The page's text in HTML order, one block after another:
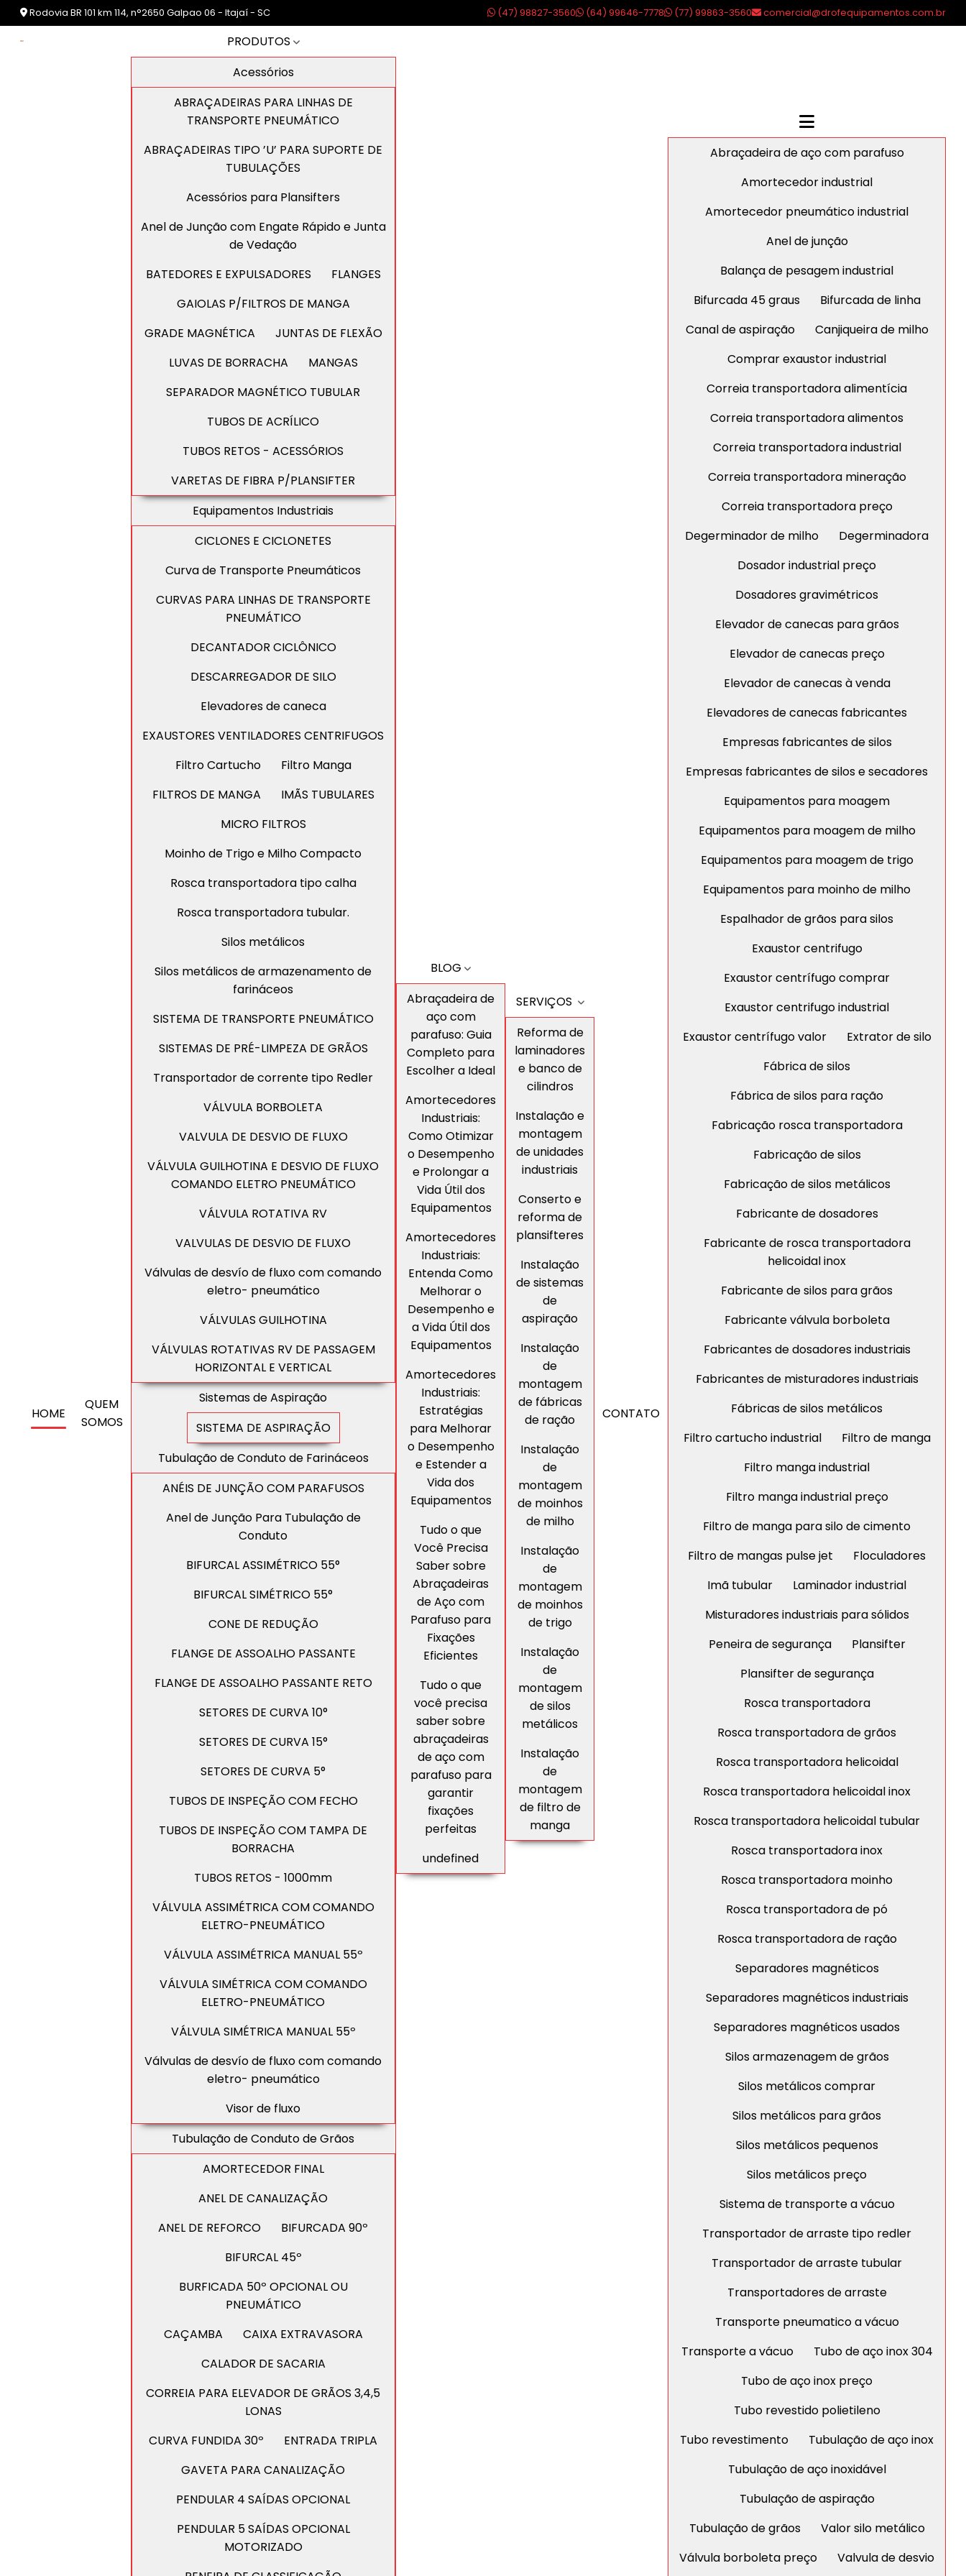
Rodovia BR 101 km 114, n°2650 Galpao 06 - Itajaí - SC (47) 98827-3560 (64) 99646-7778 (77) 99863-3560 comercial@drofequipamentos.com.br
HOME
QUEM
SOMOS
PRODUTOS
Acessórios
ABRAÇADEIRAS PARA LINHAS DE
TRANSPORTE PNEUMÁTICO
ABRAÇADEIRAS TIPO ’U’ PARA SUPORTE DE
TUBULAÇÕES
Acessórios para Plansifters
Anel de Junção com Engate Rápido e Junta
de Vedação
BATEDORES E EXPULSADORES
FLANGES
GAIOLAS P/FILTROS DE MANGA
GRADE MAGNÉTICA
JUNTAS DE FLEXÃO
LUVAS DE BORRACHA
MANGAS
SEPARADOR MAGNÉTICO TUBULAR
TUBOS DE ACRÍLICO
TUBOS RETOS - ACESSÓRIOS
VARETAS DE FIBRA P/PLANSIFTER
Equipamentos Industriais
CICLONES E CICLONETES
Curva de Transporte Pneumáticos
CURVAS PARA LINHAS DE TRANSPORTE
PNEUMÁTICO
DECANTADOR CICLÔNICO
DESCARREGADOR DE SILO
Elevadores de caneca
EXAUSTORES VENTILADORES CENTRIFUGOS
Filtro Cartucho
Filtro Manga
FILTROS DE MANGA
IMÃS TUBULARES
MICRO FILTROS
Moinho de Trigo e Milho Compacto
Rosca transportadora tipo calha
Rosca transportadora tubular.
Silos metálicos
Silos metálicos de armazenamento de
farináceos
SISTEMA DE TRANSPORTE PNEUMÁTICO
SISTEMAS DE PRÉ-LIMPEZA DE GRÃOS
Transportador de corrente tipo Redler
VÁLVULA BORBOLETA
VALVULA DE DESVIO DE FLUXO
VÁLVULA GUILHOTINA E DESVIO DE FLUXO
COMANDO ELETRO PNEUMÁTICO
VÁLVULA ROTATIVA RV
VALVULAS DE DESVIO DE FLUXO
Válvulas de desvío de fluxo com comando
eletro- pneumático
VÁLVULAS GUILHOTINA
VÁLVULAS ROTATIVAS RV DE PASSAGEM
HORIZONTAL E VERTICAL
Sistemas de Aspiração
SISTEMA DE ASPIRAÇÃO
Tubulação de Conduto de Farináceos
ANÉIS DE JUNÇÃO COM PARAFUSOS
Anel de Junção Para Tubulação de
Conduto
BIFURCAL ASSIMÉTRICO 55°
BIFURCAL SIMÉTRICO 55°
CONE DE REDUÇÃO
FLANGE DE ASSOALHO PASSANTE
FLANGE DE ASSOALHO PASSANTE RETO
SETORES DE CURVA 10°
SETORES DE CURVA 15°
SETORES DE CURVA 5°
TUBOS DE INSPEÇÃO COM FECHO
TUBOS DE INSPEÇÃO COM TAMPA DE
BORRACHA
TUBOS RETOS - 1000mm
VÁLVULA ASSIMÉTRICA COM COMANDO
ELETRO-PNEUMÁTICO
VÁLVULA ASSIMÉTRICA MANUAL 55º
VÁLVULA SIMÉTRICA COM COMANDO
ELETRO-PNEUMÁTICO
VÁLVULA SIMÉTRICA MANUAL 55º
Válvulas de desvío de fluxo com comando
eletro- pneumático
Visor de fluxo
Tubulação de Conduto de Grãos
AMORTECEDOR FINAL
ANEL DE CANALIZAÇÃO
ANEL DE REFORCO
BIFURCADA 90º
BIFURCAL 45º
BURFICADA 50º OPCIONAL OU
PNEUMÁTICO
CAÇAMBA
CAIXA EXTRAVASORA
CALADOR DE SACARIA
CORREIA PARA ELEVADOR DE GRÃOS 3,4,5
LONAS
CURVA FUNDIDA 30º
ENTRADA TRIPLA
GAVETA PARA CANALIZAÇÃO
PENDULAR 4 SAÍDAS OPCIONAL
PENDULAR 5 SAÍDAS OPCIONAL
MOTORIZADO
BLOG
Abraçadeira de
aço com
parafuso: Guia
Completo para
Escolher a Ideal
Amortecedores
Industriais:
Como Otimizar
o Desempenho
e Prolongar a
Vida Útil dos
Equipamentos
Amortecedores
Industriais:
Entenda Como
Melhorar o
Desempenho e
a Vida Útil dos
Equipamentos
Amortecedores
Industriais:
Estratégias
para Melhorar
o Desempenho
e Estender a
Vida dos
Equipamentos
Tudo o que
Você Precisa
Saber sobre
Abraçadeiras
de Aço com
Parafuso para
Fixações
Eficientes
Tudo o que
você precisa
saber sobre
abraçadeiras
de aço com
parafuso para
garantir
fixações
perfeitas
undefined
SERVIÇOS
Reforma de
laminadores
e banco de
cilindros
Instalação e
montagem
de unidades
industriais
Conserto e
reforma de
plansifteres
Instalação
de sistemas
de
aspiração
Instalação
de
montagem
de fábricas
de ração
Instalação
de
montagem
de moinhos
de milho
Instalação
de
montagem
de moinhos
de trigo
Instalação
de
montagem
de silos
metálicos
Instalação
de
montagem
de filtro de
manga
CONTATO
Abraçadeira de aço com parafuso
Amortecedor industrial
Amortecedor pneumático industrial
Anel de junção
Balança de pesagem industrial
Bifurcada 45 graus
Bifurcada de linha
Canal de aspiração
Canjiqueira de milho
Comprar exaustor industrial
Correia transportadora alimentícia
Correia transportadora alimentos
Correia transportadora industrial
Correia transportadora mineração
Correia transportadora preço
Degerminador de milho
Degerminadora
Dosador industrial preço
Dosadores gravimétricos
Elevador de canecas para grãos
Elevador de canecas preço
Elevador de canecas à venda
Elevadores de canecas fabricantes
Empresas fabricantes de silos
Empresas fabricantes de silos e secadores
Equipamentos para moagem
Equipamentos para moagem de milho
Equipamentos para moagem de trigo
Equipamentos para moinho de milho
Espalhador de grãos para silos
Exaustor centrifugo
Exaustor centrífugo comprar
Exaustor centrifugo industrial
Exaustor centrífugo valor
Extrator de silo
Fábrica de silos
Fábrica de silos para ração
Fabricação rosca transportadora
Fabricação de silos
Fabricação de silos metálicos
Fabricante de dosadores
Fabricante de rosca transportadora
helicoidal inox
Fabricante de silos para grãos
Fabricante válvula borboleta
Fabricantes de dosadores industriais
Fabricantes de misturadores industriais
Fábricas de silos metálicos
Filtro cartucho industrial
Filtro de manga
Filtro manga industrial
Filtro manga industrial preço
Filtro de manga para silo de cimento
Filtro de mangas pulse jet
Floculadores
Imã tubular
Laminador industrial
Misturadores industriais para sólidos
Peneira de segurança
Plansifter
Plansifter de segurança
Rosca transportadora
Rosca transportadora de grãos
Rosca transportadora helicoidal
Rosca transportadora helicoidal inox
Rosca transportadora helicoidal tubular
Rosca transportadora inox
Rosca transportadora moinho
Rosca transportadora de pó
Rosca transportadora de ração
Separadores magnéticos
Separadores magnéticos industriais
Separadores magnéticos usados
Silos armazenagem de grãos
Silos metálicos comprar
Silos metálicos para grãos
Silos metálicos pequenos
Silos metálicos preço
Sistema de transporte a vácuo
Transportador de arraste tipo redler
Transportador de arraste tubular
Transportadores de arraste
Transporte pneumatico a vácuo
Transporte a vácuo
Tubo de aço inox 304
Tubo de aço inox preço
Tubo revestido polietileno
Tubo revestimento
Tubulação de aço inox
Tubulação de aço inoxidável
Tubulação de aspiração
Tubulação de grãos
Valor silo metálico
Válvula borboleta preço
Valvula de desvio